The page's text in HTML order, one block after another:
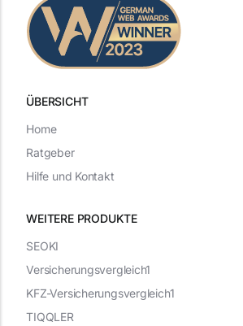
ÜBERSICHT
WEITERE PRODUKTE
SEOKI
Versicherungsvergleich1
KFZ-Versicherungsvergleich1
TIQQLER
Home
Ratgeber
Hilfe und Kontakt